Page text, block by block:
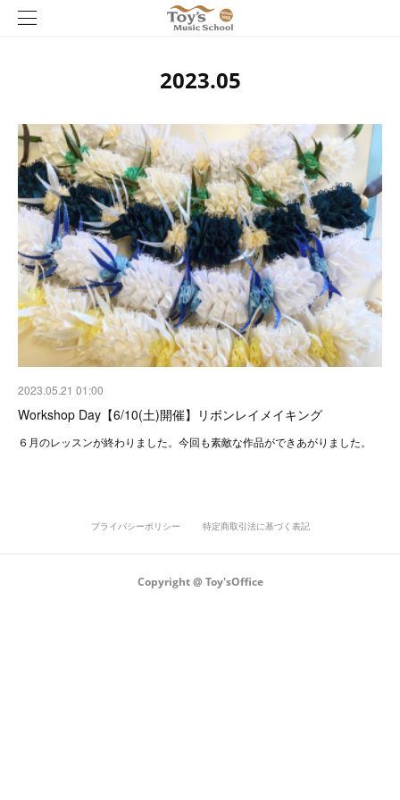
2023.05
2023.05.21 01:00
Workshop Day【6/10(土)開催】リボンレイメイキング
６月のレッスンが終わりました。今回も素敵な作品ができあがりました。
プライバシーポリシー 特定商取引法に基づく表記
Copyright @ Toy'sOffice